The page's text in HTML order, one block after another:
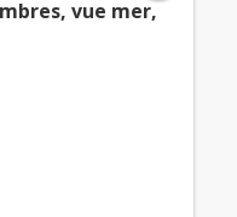
vue mer,